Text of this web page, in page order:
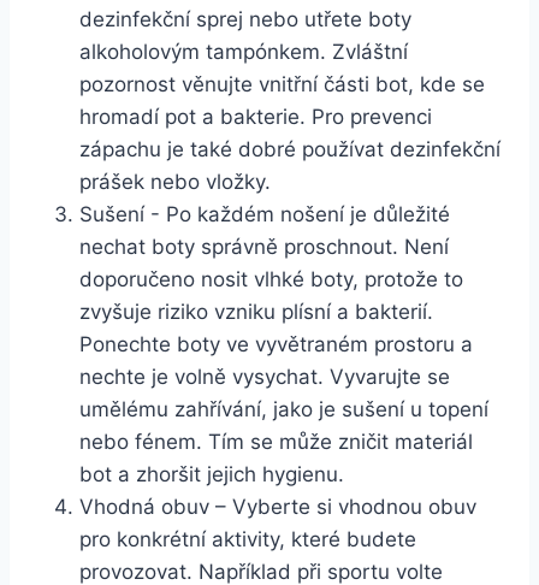
dezinfekční sprej ‌nebo utřete boty
alkoholovým tampónkem. Zvláštní
‌pozornost ‍věnujte vnitřní části bot, kde se
hromadí pot a bakterie. Pro prevenci
zápachu je také dobré ‍používat dezinfekční
prášek nebo ​vložky.
Sušení -‌ Po každém nošení je ⁤důležité
nechat boty správně proschnout. Není
doporučeno nosit ​vlhké boty,‌ protože to
zvyšuje riziko vzniku plísní ‌a bakterií.
Ponechte boty ve vyvětraném prostoru a
nechte je volně vysychat. Vyvarujte ‌se‍
umělému zahřívání, jako je sušení u topení
nebo fénem.⁤ Tím se může⁤ zničit materiál
bot a zhoršit ​jejich hygienu.
Vhodná obuv – ​Vyberte si vhodnou obuv
pro konkrétní aktivity, které⁤ budete
provozovat. Například při sportu volte